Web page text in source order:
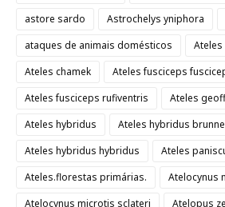
astore sardo
Astrochelys yniphora
ataques de animais domésticos
Ateles chamek
Ateles fusciceps
Ateles fusciceps rufiventris
Ateles
Ateles hybridus
Ateles hybridus
Ateles hybridus hybridus
Ateles
Ateles.florestas primárias.
Atelocynus
Atelocynus microtis sclateri
Atelopus